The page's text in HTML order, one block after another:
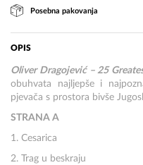
Posebna pakovanja
OPIS
Oliver Dragojević – 25
obuhvata najljepše i
pjevača s prostora bivše
STRANA A
1. Cesarica
2. Trag u beskraju